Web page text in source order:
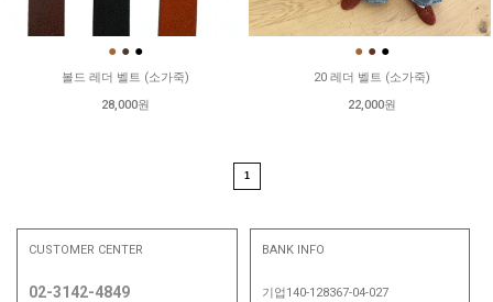
● ● ●
볼드 레더 벨트 (소가죽)
28,000원
● ● ●
20 레더 벨트 (소가죽)
22,000원
1
CUSTOMER CENTER
02-3142-4849
BANK INFO
기업140-128367-04-027